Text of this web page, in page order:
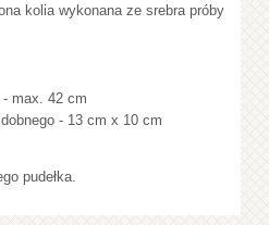
kolia wykonana ze srebra próby
- max. 42 cm
- 13 cm x 10 cm
pudełka.